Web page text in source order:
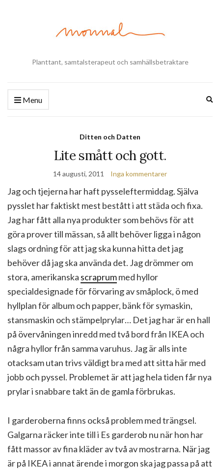
Planttant, samtalsterapeut och samhällsbetraktare
Menu
Ditten och Datten
Lite smått och gott.
14 augusti, 2011 Inga kommentarer
Jag och tjejerna har haft pysseleftermiddag. Själva
pysslet har faktiskt mest bestått i att städa och fixa.
Jag har fått alla nya produkter som behövs för att
göra prover till mässan, så allt behöver ligga i någon
slags ordning för att jag ska kunna hitta det jag
behöver då jag ska använda det. Jag drömmer om
stora, amerikanska scraprummed hyllor
specialdesignade för förvaring av småplock, ö med
hyllplan för album och papper, bänk för symaskin,
stansmaskin och stämpelprylar… Det jag har är en hall
på övervåningen inredd med två bord från IKEA och
några hyllor från samma varuhus. Jag är alls inte
otacksam utan trivs väldigt bra med att sitta här med
jobb och pyssel. Problemet är att jag hela tiden får nya
prylar i snabbare takt än de gamla förbrukas.
I garderoberna finns också problem med trängsel.
Galgarna räcker inte till i Es garderob nu när hon har
fått massor av fina kläder av två av mostrarna. När jag
är på IKEA i annat ärende i morgon ska jag passa på att